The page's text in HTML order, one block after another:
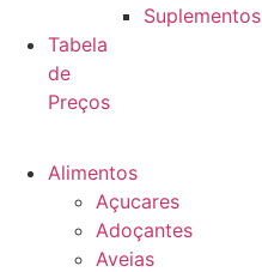
Suplementos
Tabela
de
Preços
Alimentos
Açucares
Adoçantes
Aveias